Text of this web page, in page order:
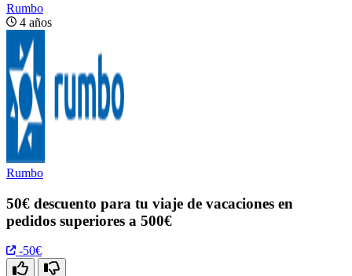
Rumbo
4 años
Rumbo
50€ descuento para tu viaje de vacaciones en
pedidos superiores a 500€
-50€